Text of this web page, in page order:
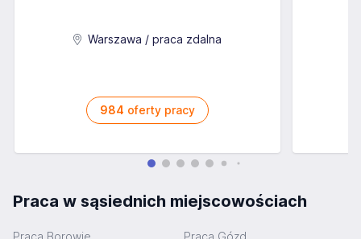
Warszawa / praca zdalna
984 oferty pracy
Praca w sąsiednich miejscowościach
Praca Borowie Praca Gózd